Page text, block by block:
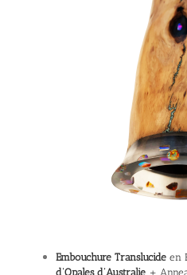
Embouchure Translucide en
d’Opales d’Australie +